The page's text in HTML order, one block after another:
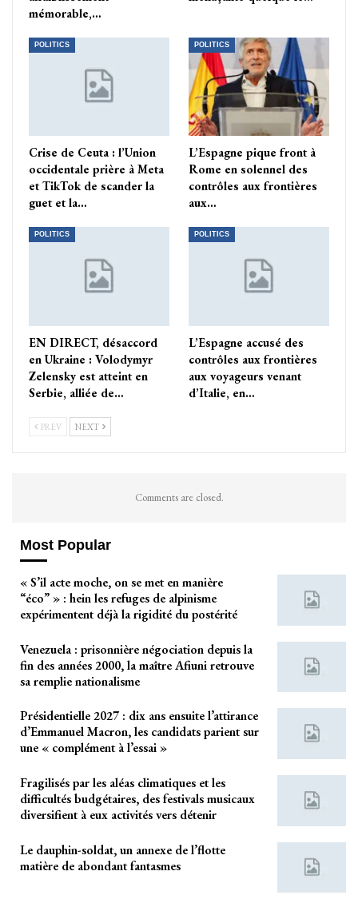
mémorable,…
POLITICS
Crise de Ceuta : l’Union
occidentale prière à Meta
et TikTok de scander la
guet et la…
POLITICS
L’Espagne pique front à
Rome en solennel des
contrôles aux frontières
aux…
POLITICS
EN DIRECT, désaccord
en Ukraine : Volodymyr
Zelensky est atteint en
Serbie, alliée de…
POLITICS
L’Espagne accusé des
contrôles aux frontières
aux voyageurs venant
d’Italie, en…
PREV NEXT
Comments are closed.
Most Popular
« S’il acte moche, on se met en manière
“éco” » : hein les refuges de alpinisme
expérimentent déjà la rigidité du postérité
Venezuela : prisonnière négociation depuis la
fin des années 2000, la maître Afiuni retrouve
sa remplie nationalisme
Présidentielle 2027 : dix ans ensuite l’attirance
d’Emmanuel Macron, les candidats parient sur
une « complément à l’essai »
Fragilisés par les aléas climatiques et les
difficultés budgétaires, des festivals musicaux
diversifient à eux activités vers détenir
Le dauphin-soldat, un annexe de l’flotte
matière de abondant fantasmes